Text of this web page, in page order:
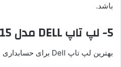
باشد.
5- لپ تاپ DELL مدل XPS 15
بهترین لپ تاپ Dell برای حسابداری